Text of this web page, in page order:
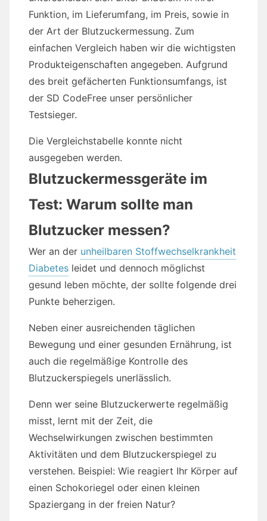
Funktion, im Lieferumfang, im Preis, sowie in
der Art der Blutzuckermessung. Zum
einfachen Vergleich haben wir die wichtigsten
Produkteigenschaften angegeben. Aufgrund
des breit gefächerten Funktionsumfangs, ist
der SD CodeFree unser persönlicher
Testsieger.
Die Vergleichstabelle konnte nicht
ausgegeben werden.
Blutzuckermessgeräte im
Test: Warum sollte man
Blutzucker messen?
Wer an der unheilbaren Stoffwechselkrankheit
Diabetes leidet und dennoch möglichst
gesund leben möchte, der sollte folgende drei
Punkte beherzigen.
Neben einer ausreichenden täglichen
Bewegung und einer gesunden Ernährung, ist
auch die regelmäßige Kontrolle des
Blutzuckerspiegels unerlässlich.
Denn wer seine Blutzuckerwerte regelmäßig
misst, lernt mit der Zeit, die
Wechselwirkungen zwischen bestimmten
Aktivitäten und dem Blutzuckerspiegel zu
verstehen. Beispiel: Wie reagiert Ihr Körper auf
einen Schokoriegel oder einen kleinen
Spaziergang in der freien Natur?